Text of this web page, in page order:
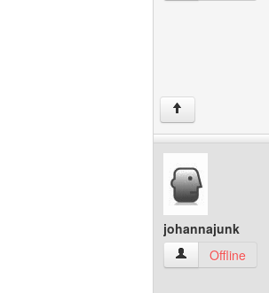
↑
johannajunk
johannajunk
Offline